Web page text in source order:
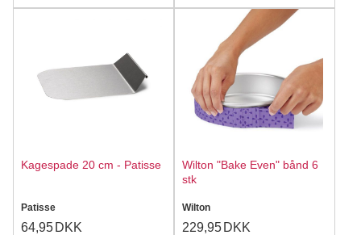
Kagespade 20 cm - Patisse
Patisse
64,95 DKK
Wilton "Bake Even" bånd 6
stk
Wilton
229,95 DKK